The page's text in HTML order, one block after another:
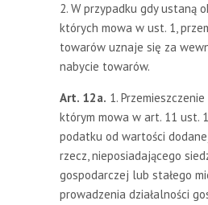
2. W przypadku gdy ustaną
których mowa w ust. 1,
towarów uznaje się za
nabycie towarów.
Art. 12a. 1.
którym mowa w art. 11 ust.
podatku od wartości
rzecz, nieposiadającego
gospodarczej lub stałego
prowadzenia działalności